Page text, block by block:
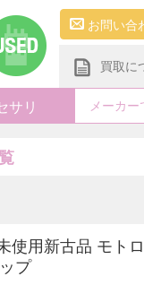
お問い合
買取に
サリ メーカー
使用新古品 モト
プ